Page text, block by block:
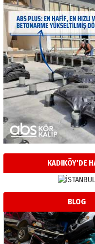
KADIKÖY'DE
BLOG